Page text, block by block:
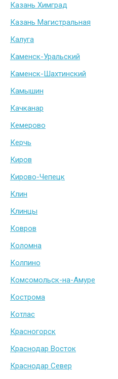
Казань Химград
Казань Магистральная
Калуга
Каменск-Уральский
Каменск-Шахтинский
Камышин
Качканар
Кемерово
Керчь
Киров
Кирово-Чепецк
Клин
Клинцы
Ковров
Коломна
Колпино
Комсомольск-на-Амуре
Кострома
Котлас
Красногорск
Краснодар Восток
Краснодар Север